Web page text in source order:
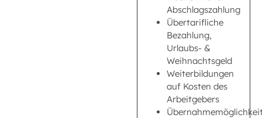
Abschlagszahlung
Übertarifliche
Bezahlung,
Urlaubs- &
Weihnachtsgeld
Weiterbildungen
auf Kosten des
Arbeitgebers